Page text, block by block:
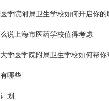
学院附属卫生学校如何开启你的
说上海市医药学校值得考虑
学医学院附属卫生学校如何帮你
哪些
划